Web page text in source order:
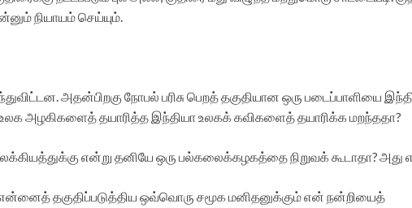
நியாயம் செய்யும்.
அதன்பிறகு நோபல் பரிசு பெறத் தகுதியான ஒரு படைப்பாளியை
அழகிகளைத் தயாரித்த இந்தியா உலகக் கவிகளைத் தயாரிக்க மறந்ததா?
என்று தனியே ஒரு பல்கலைக்கழகத்தை நிறுவக் கூடாதா? அது
தகுதிப்படுத்திய ஒவ்வொரு சமூக மனிதனுக்கும் என் நன்றியைத்